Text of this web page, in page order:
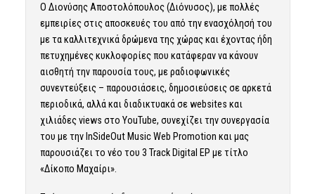
Ο Διονύσης Αποστολόπουλος (Διόνυσος), με πολλές
εμπειρίες στις αποσκευές του από την ενασχόλησή του
με τα καλλιτεχνικά δρώμενα της χώρας και έχοντας ήδη
πετυχημένες κυκλοφορίες που κατάφεραν να κάνουν
αισθητή την παρουσία τους, με ραδιοφωνικές
συνεντεύξεις – παρουσιάσεις, δημοσιεύσεις σε αρκετά
περιοδικά, αλλά και διαδικτυακά σε websites και
χιλιάδες views στο YouTube, συνεχίζει την συνεργασία
του με την InSideOut Music Web Promotion και μας
παρουσιάζει το νέο του 3 Track Digital EP με τίτλο
«Δίκοπο Μαχαίρι».